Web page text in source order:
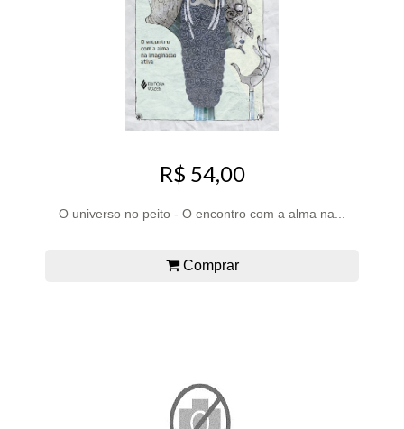
R$ 54,00
O universo no peito - O encontro com a alma na...
Comprar